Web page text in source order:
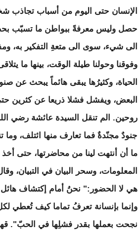
الإنسان حتى اليوم من أسباب تجاذب
حصل وليس معرفةً ببواطن ما تسبّب
الى شيء، سوى الى متعةِ التفكير به،
وفوقنا وحولنا طيلة الوقت، بينها ما
الحياة، وكثيرُها يبقى هائماً يبحث عن
روحين. الم تنقل السيدة عائشة رضي
جنودٌ مجنّدةٌ فما تعارف منها ائتلف، وما
ما أن أنتهت لينا من محاضرتها، حتى أخذ
المعلومات، وسحر البيان في التبيان،
هي لا الحضور:" نحنُ أمام إكتشاف هائل
وإنما بإنسانة تعرفُ تماما كيف تُعطي
نجحت بعملها بقدر فشلِها في الحبّ".